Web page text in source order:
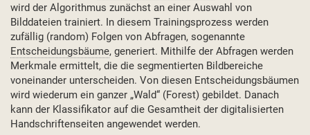
wird der Algorithmus zunächst an einer Auswahl von
Bilddateien trainiert. In diesem Trainingsprozess werden
zufällig (random) Folgen von Abfragen, sogenannte
Entscheidungsbäume, generiert. Mithilfe der Abfragen werden
Merkmale ermittelt, die die segmentierten Bildbereiche
voneinander unterscheiden. Von diesen Entscheidungsbäumen
wird wiederum ein ganzer „Wald“ (Forest) gebildet. Danach
kann der Klassifikator auf die Gesamtheit der digitalisierten
Handschriftenseiten angewendet werden.